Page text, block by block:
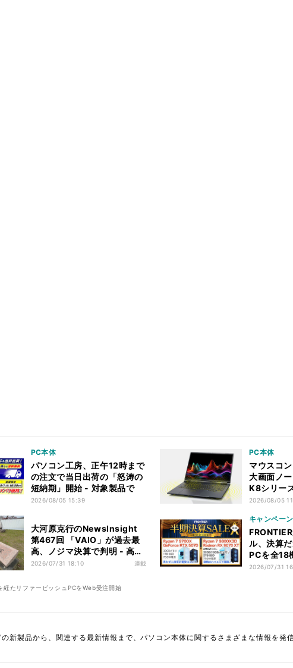
PC本体
パソコン工房、正午12時まで
の注文で当日出荷の「怒涛の
短納期」開始 - 対象製品で
2026/08/05 15:39
PC本体
マウスコ
大画面ノ
K8シリー
2026/08/05
大河原克行のNewsInsight
第467回 「VAIO」が過去最
高、ノジマ決算で判明 - 高付
加価値でPC市場低迷を跳ね
2026/07/31 18:10 連載
キャンペー
ル、決算
PCを全18
2026/07/31
経たリファービッシュPCをWeb受注開始
新製品から、関連する最新情報まで、パソコン本体に関するさまざまな情報を発信